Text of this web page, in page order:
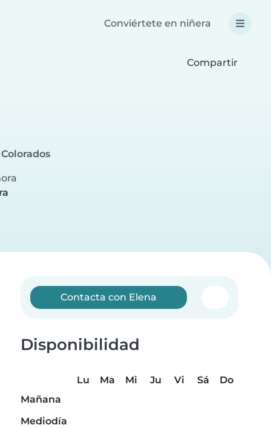
Conviértete en niñera
Compartir
Contacta con Elena
Disponibilidad
Lu Ma Mi Ju Vi Sá
Do
Mañana
Mediodía